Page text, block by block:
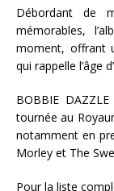
Débordant de
mémorables,
moment, offrant
qui rappelle l’âge
BOBBIE
tournée au
notamment en
Morley et The
Pour la liste